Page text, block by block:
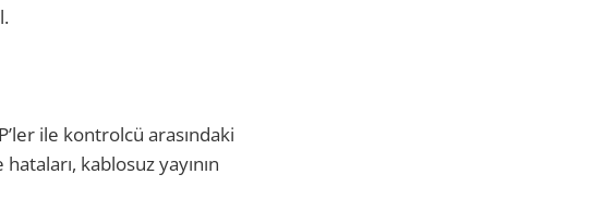
ile kontrolcü arasındaki
kablosuz yayının